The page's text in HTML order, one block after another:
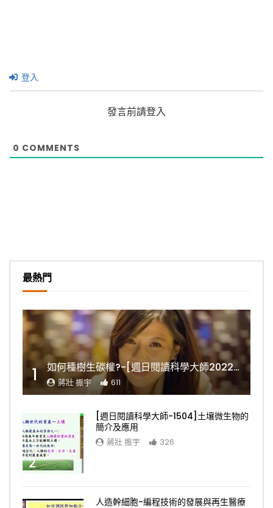
登入
發言前請登入
0 COMMENTS
最熱門
1 如何種樹生碳權?-[週日閱讀科學大師2022.11.06]
蔣壯 振宇 611
2
[週日閱讀科學大師-1504]土壤微生物的
簡介及應用
蔣壯 振宇 326
人造幹細胞-編程技術的發展與再生醫療